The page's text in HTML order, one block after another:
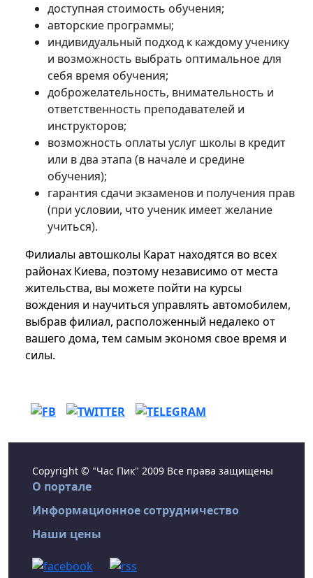
доступная стоимость обучения;
авторские программы;
индивидуальный подход к каждому ученику
и возможность выбрать оптимальное для
себя время обучения;
доброжелательность, внимательность и
ответственность преподавателей и
инструкторов;
возможность оплаты услуг школы в кредит
или в два этапа (в начале и средине
обучения);
гарантия сдачи экзаменов и получения прав
(при условии, что ученик имеет желание
учиться).
Филиалы автошколы Карат находятся во всех
районах Киева, поэтому независимо от места
жительства, вы можете пойти на курсы
вождения и научиться управлять автомобилем,
выбрав филиал, расположенный недалеко от
вашего дома, тем самым экономя свое время и
силы.
Copyright © "Час Пик" 2009 Все права защищены
О портале
Информационное сотрудничество
Наши цены